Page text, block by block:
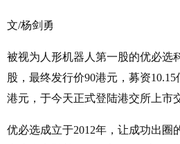
文/杨剑勇
被视为人形机器人第一股的优必选
股，最终发行价90港元，募资
港元，于今天正式登陆港交所上市
优必选成立于2012年，让成功出圈
长按识别二维码